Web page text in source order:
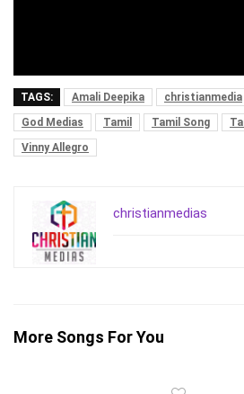
TAGS: Amali Deepika christianmedia
God Medias
Tamil Tamil Song
Vinny Allegro
christianmedias
More Songs For You